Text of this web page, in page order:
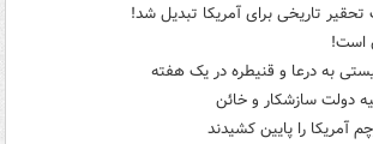
تاریخی برای آمریکا تبدیل شد!
است!
دولت سازشکار و خائن
آمریکا را پایین کشیدند